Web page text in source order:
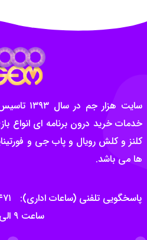
سایت
خدمات خرید درون برنامه ای انواع
کلنز و کلش رویال و پاب جی و
ها می باشد.
ساعت ۹ الی ۲۴